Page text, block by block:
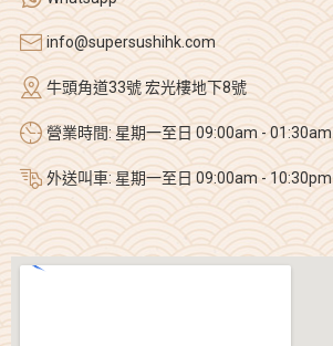
info@supersushihk.com
牛頭角道33號 宏光樓地下8號
營業時間: 星期一至日 09:00am - 01:30am
外送叫車: 星期一至日 09:00am - 10:30pm